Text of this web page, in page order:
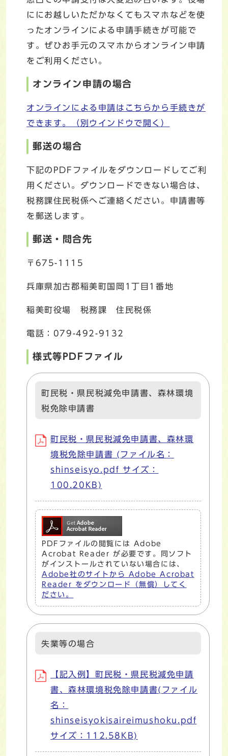
ににお越しいただかなくてもスマホなどを使
ったオンラインによる申請手続きが可能で
す。ぜひお手元のスマホからオンライン申請
をご利用ください。
オンライン申請の場合
オンラインによる申請はこちらから手続きが
できます。
（別ウインドウで開く）
郵送の場合
下記のPDFファイルをダウンロードしてご利
用ください。ダウンロードできない場合は、
税務課住民税係へご連絡ください。申請書等
を郵送します。
郵送・問合先
〒675-1115
兵庫県加古郡稲美町国岡1丁目1番地
稲美町役場 税務課 住民税係
電話：079-492-9132
様式等PDFファイル
町民税・県民税減免申請書、森林環境
税免除申請書
町民税・県民税減免申請書、森林環
境税免除申請書 (ファイル名：
shinseisyo.pdf サイズ：
100.20KB)
PDFファイルの閲覧には Adobe
Acrobat Reader が必要です。同ソフト
がインストールされていない場合には、
Adobe社のサイトから Adobe Acrobat
Reader をダウンロード（無償）してく
ださい。
失業等の場合
【記入例】町民税・県民税減免申請
書、森林環境税免除申請書(ファイル
名：
shinseisyokisaireimushoku.pdf
サイズ：112.58KB)